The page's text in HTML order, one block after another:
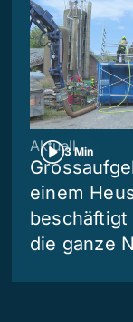
3 Min
Aktuell
einem
beschäftigt
die ganze